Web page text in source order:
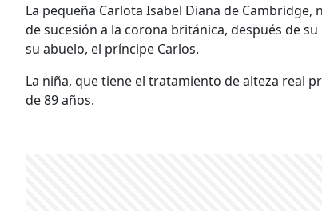
La pequeña Carlota Isabel Diana de
de sucesión a la corona británica, después de
su abuelo, el príncipe Carlos.
La niña, que tiene el tratamiento de alteza real
de 89 años.